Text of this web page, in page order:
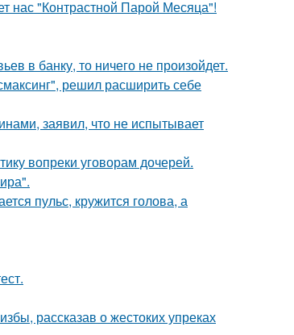
нас "Контрастной Парой Месяца"!
в банку, то ничего не произойдет.
решил расширить себе
заявил, что не испытывает
вопреки уговорам дочерей.
пульс, кружится голова, а
рассказав о жестоких упреках